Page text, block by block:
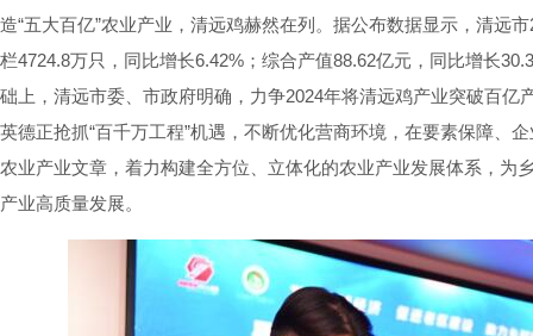
造“五大百亿”农业产业，清远鸡赫然在列。据公布数据显示，清远
栏4724.8万只，同比增长6.42%；综合产值88.62亿元，同比增长
础上，清远市委、市政府明确，力争2024年将清远鸡产业突破百
英德正抢抓“百千万工程”机遇，不断优化营商环境，在要素保障、
农业产业文章，着力构建全方位、立体化的农业产业发展体系，为
产业高质量发展。